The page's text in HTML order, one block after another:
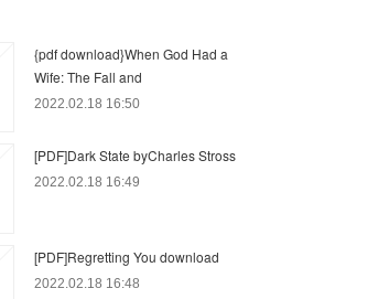
{pdf download}When God Had a
Wife: The Fall and
2022.02.18 16:50
[PDF]Dark State byCharles Stross
2022.02.18 16:49
[PDF]Regretting You download
2022.02.18 16:48